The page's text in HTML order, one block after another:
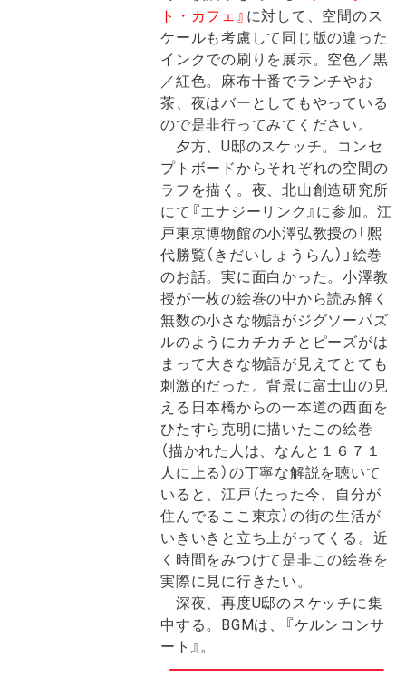
ト・カフェ』 に対して、空間のス
ケールも考慮して同じ版の違った
インクでの刷りを展示。空色／黒
／紅色。麻布十番でランチやお
茶、夜はバーとしてもやっている
ので是非行ってみてください。
夕方、U邸のスケッチ。コンセ
プトボードからそれぞれの空間の
ラフを描く。夜、北山創造研究所
にて『エナジーリンク』に参加。江
戸東京博物館の小澤弘教授の「熈
代勝覧（きだいしょうらん）」絵巻
のお話。実に面白かった。小澤教
授が一枚の絵巻の中から読み解く
無数の小さな物語がジグソーパズ
ルのようにカチカチとピーズがは
まって大きな物語が見えてとても
刺激的だった。背景に富士山の見
える日本橋からの一本道の西面を
ひたすら克明に描いたこの絵巻
（描かれた人は、なんと１６７１
人に上る）の丁寧な解説を聴いて
いると、江戸（たった今、自分が
住んでるここ東京）の街の生活が
いきいきと立ち上がってくる。近
く時間をみつけて是非この絵巻を
実際に見に行きたい。
深夜、再度U邸のスケッチに集
中する。BGMは、『ケルンコンサ
ート』。